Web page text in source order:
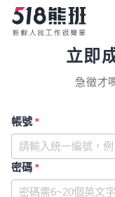
立即
急徵才
帳號 *
密碼 *